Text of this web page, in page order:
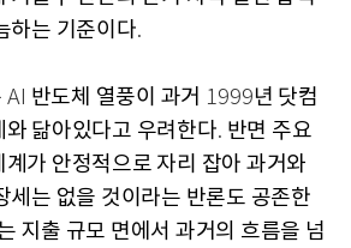
하는 기준이다.
AI 반도체 열풍이 과거 1999년 닷컴
닮아있다고 우려한다. 반면 주요
가 안정적으로 자리 잡아 과거와
세는 없을 것이라는 반론도 공존한
지출 규모 면에서 과거의 흐름을 넘